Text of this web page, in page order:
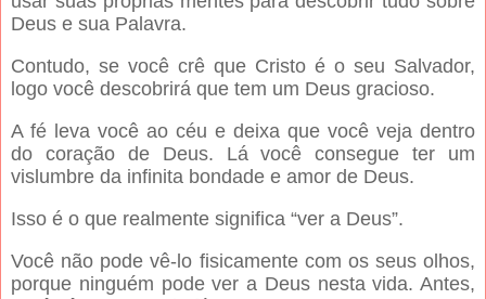
Deus e sua Palavra.
Contudo, se você crê que Cristo é o seu Salvador,
logo você descobrirá que tem um Deus gracioso.
A fé leva você ao céu e deixa que você veja dentro
do coração de Deus. Lá você consegue ter um
vislumbre da infinita bondade e amor de Deus.
Isso é o que realmente significa “ver a Deus”.
Você não pode vê-lo fisicamente com os seus olhos,
porque ninguém pode ver a Deus nesta vida. Antes,